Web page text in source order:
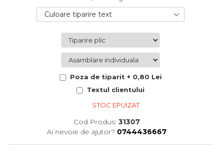
Valentine's Day
Buchete extravagante
HOME & OFFICE Deco
Culoare tiparire text
Poza de tiparit + 0,80 Lei
Textul clientului
STOC EPUIZAT
Cod Produs: 31307
Ai nevoie de ajutor? 0744436667